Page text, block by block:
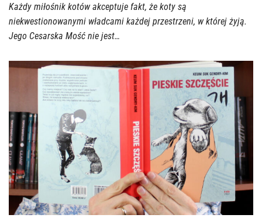
Każdy miłośnik kotów akceptuje fakt, że koty są
niekwestionowanymi władcami każdej przestrzeni, w której żyją.
Jego Cesarska Mość nie jest…